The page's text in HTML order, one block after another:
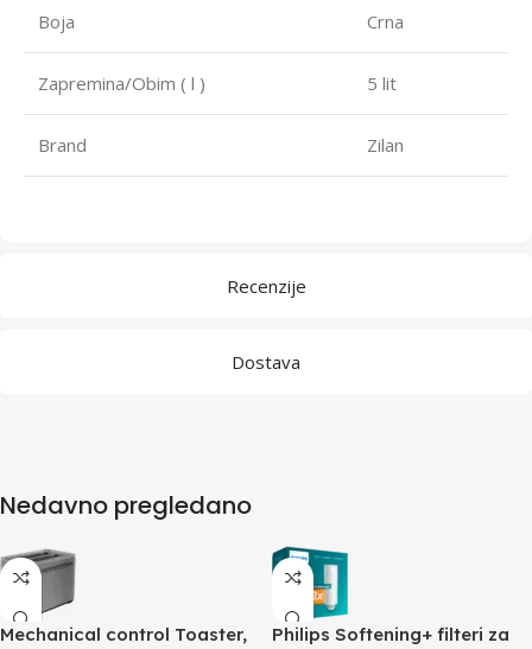
Recenzije
Dostava
Boja Crna
Zapremina/Obim ( l ) 5 lit
Brand Zilan
Nedavno pregledano
Mechanical control Toaster,
Philips Softening+ filteri za